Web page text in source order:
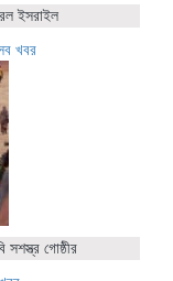
ইসরাইল
খবর
গোষ্ঠীর